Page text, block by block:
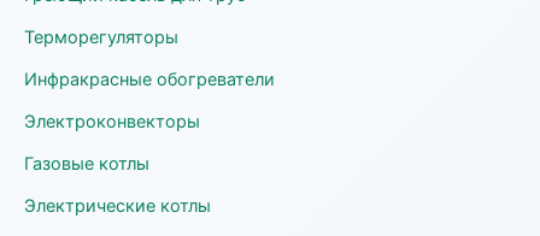
Терморегуляторы
Инфракрасные обогреватели
Электроконвекторы
Газовые котлы
Электрические котлы